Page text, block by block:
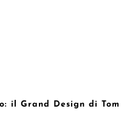
il Grand Design di Tom